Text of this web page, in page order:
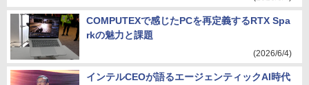
COMPUTEXで感じたPCを再定義するRTX Spa
rkの魅力と課題
(2026/6/4)
インテルCEOが語るエージェンティックAI時代